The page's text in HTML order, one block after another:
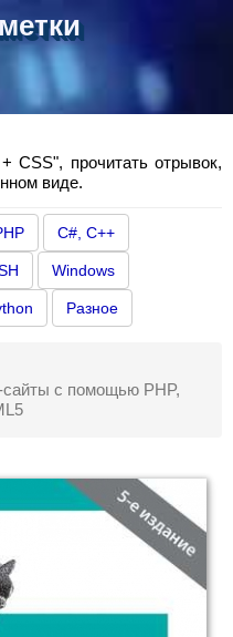
CSS", прочитать отрывок,
виде.
C#, C++
Windows
Разное
с помощью PHP,